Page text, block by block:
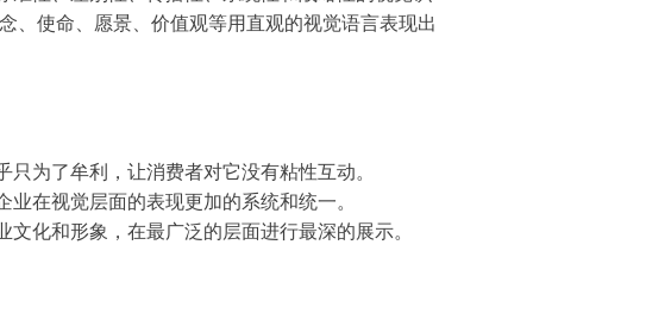
使命、愿景、价值观等用直观的视觉语言表现出
为了牟利，让消费者对它没有粘性互动。
在视觉层面的表现更加的系统和统一。
化和形象，在最广泛的层面进行最深的展示。